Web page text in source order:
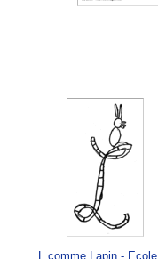
L comme Lapin - Ecole